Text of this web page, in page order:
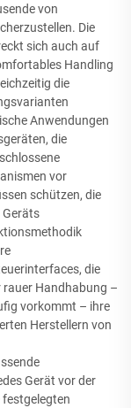
von
Die
sich auch auf
Handling
die
Anwendungen
die
vor
schützen, die
Geräts
die
rauer Handhabung –
vorkommt – ihre
Herstellern von
Gerät vor der